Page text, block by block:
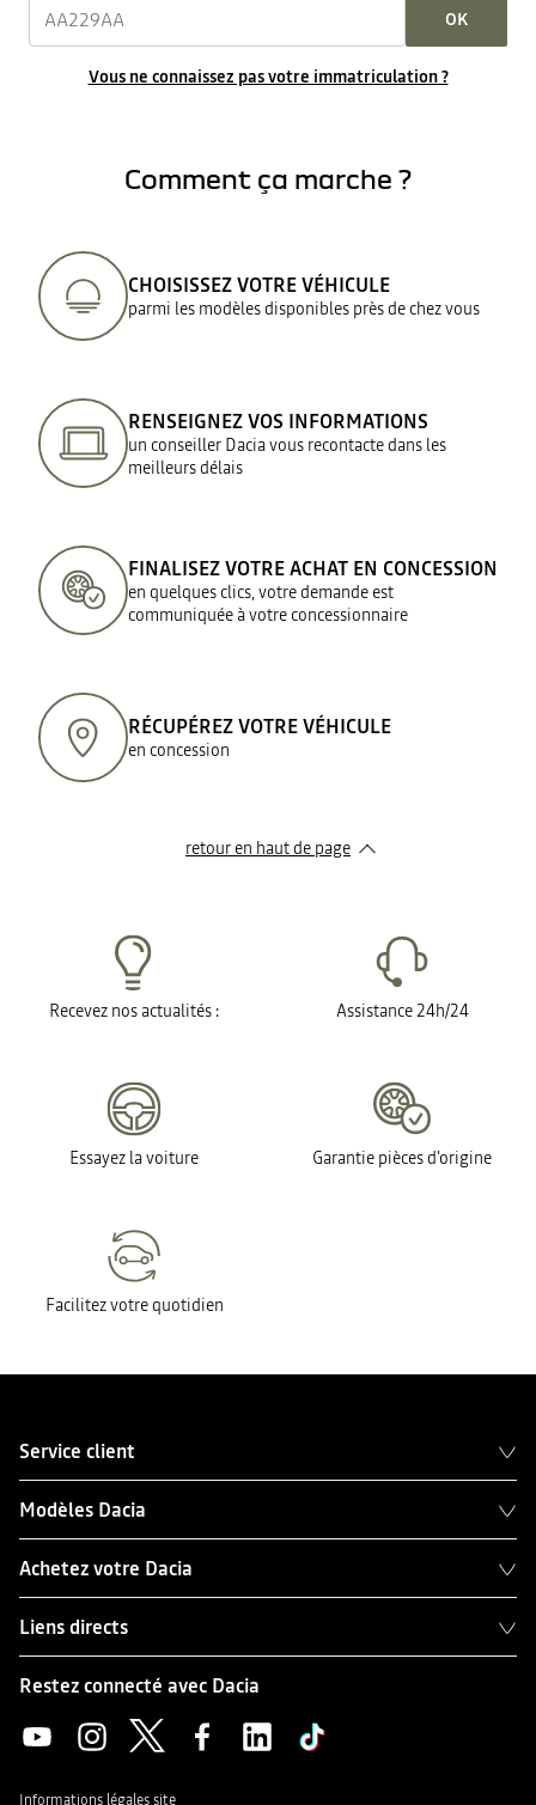
OK
Vous ne connaissez pas votre immatriculation ?
Comment ça marche ?
CHOISISSEZ VOTRE VÉHICULE
parmi les modèles disponibles près de chez vous
RENSEIGNEZ VOS INFORMATIONS
un conseiller Dacia vous recontacte dans les
meilleurs délais
FINALISEZ VOTRE ACHAT EN CONCESSION
en quelques clics, votre demande est
communiquée à votre concessionnaire
RÉCUPÉREZ VOTRE VÉHICULE
en concession
retour en haut de page​
Recevez nos actualités : Assistance 24h/24
Essayez la voiture Garantie pièces d'origine
Facilitez votre quotidien
Service client
Modèles Dacia
Achetez votre Dacia
Liens directs
Restez connecté avec Dacia
Informations légales site